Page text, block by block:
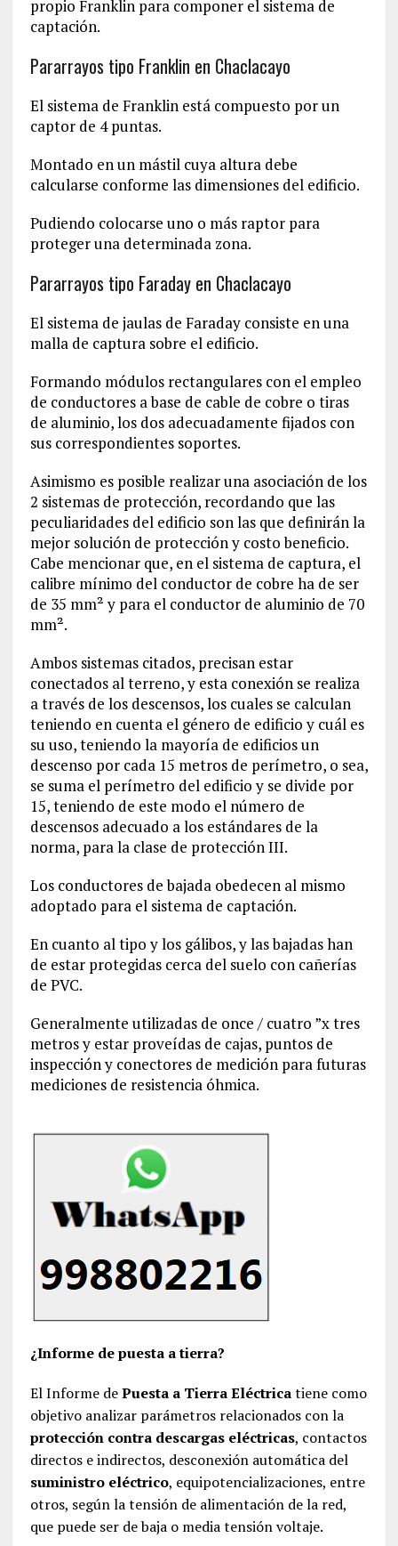
propio Franklin para componer el sistema de
captación.
Pararrayos tipo Franklin en Chaclacayo
El sistema de Franklin está compuesto por un
captor de 4 puntas.
Montado en un mástil cuya altura debe
calcularse conforme las dimensiones del edificio.
Pudiendo colocarse uno o más raptor para
proteger una determinada zona.
Pararrayos tipo Faraday en Chaclacayo
El sistema de jaulas de Faraday consiste en una
malla de captura sobre el edificio.
Formando módulos rectangulares con el empleo
de conductores a base de cable de cobre o tiras
de aluminio, los dos adecuadamente fijados con
sus correspondientes soportes.
Asimismo es posible realizar una asociación de los
2 sistemas de protección, recordando que las
peculiaridades del edificio son las que definirán la
mejor solución de protección y costo beneficio.
Cabe mencionar que, en el sistema de captura, el
calibre mínimo del conductor de cobre ha de ser
de 35 mm² y para el conductor de aluminio de 70
mm².
Ambos sistemas citados, precisan estar
conectados al terreno, y esta conexión se realiza
a través de los descensos, los cuales se calculan
teniendo en cuenta el género de edificio y cuál es
su uso, teniendo la mayoría de edificios un
descenso por cada 15 metros de perímetro, o sea,
se suma el perímetro del edificio y se divide por
15, teniendo de este modo el número de
descensos adecuado a los estándares de la
norma, para la clase de protección III.
Los conductores de bajada obedecen al mismo
adoptado para el sistema de captación.
En cuanto al tipo y los gálibos, y las bajadas han
de estar protegidas cerca del suelo con cañerías
de PVC.
Generalmente utilizadas de once / cuatro ”x tres
metros y estar proveídas de cajas, puntos de
inspección y conectores de medición para futuras
mediciones de resistencia óhmica.
¿Informe de puesta a tierra?
El Informe dePuesta a Tierra Eléctricatiene como
objetivo analizar parámetros relacionados con la
protección contra descargas eléctricas, contactos
directos e indirectos, desconexión automática del
suministro eléctrico, equipotencializaciones, entre
otros, según la tensión de alimentación de la red,
que puede ser de baja o media tensión voltaje.